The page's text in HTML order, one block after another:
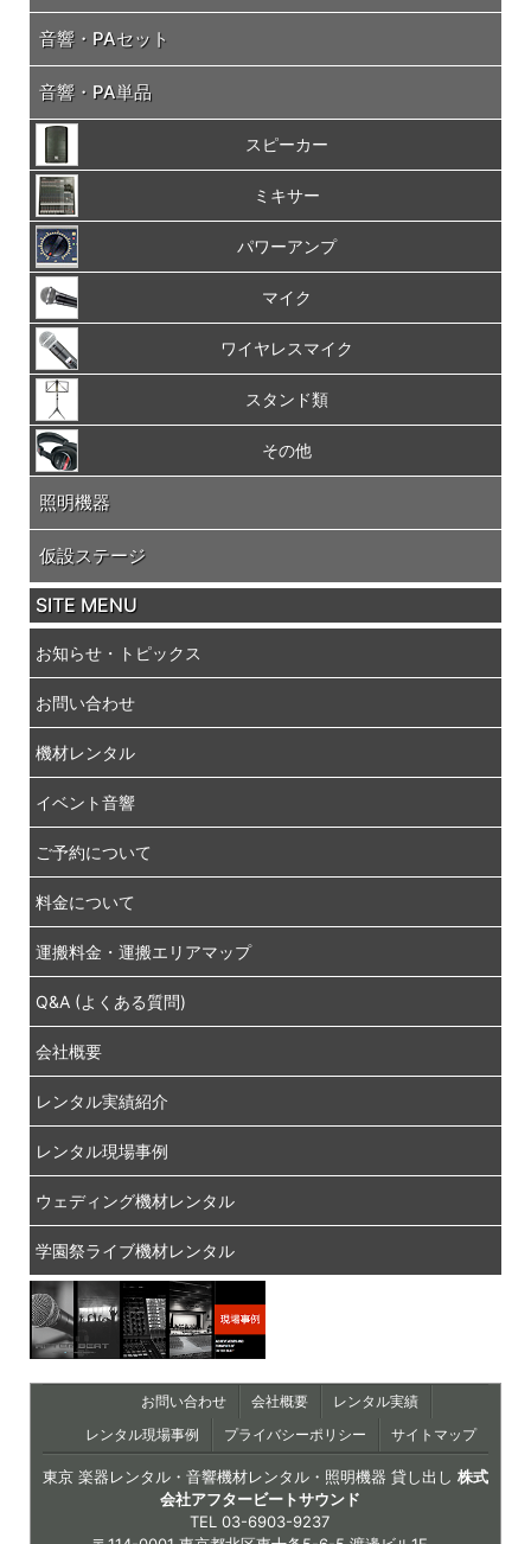
音響・PAセット
音響・PA単品
スピーカー
ミキサー
パワーアンプ
マイク
ワイヤレスマイク
スタンド類
その他
照明機器
仮設ステージ
SITE MENU
お知らせ・トピックス
お問い合わせ
機材レンタル
イベント音響
ご予約について
料金について
運搬料金・運搬エリアマップ
Q&A (よくある質問)
会社概要
レンタル実績紹介
レンタル現場事例
ウェディング機材レンタル
学園祭ライブ機材レンタル
お問い合わせ 会社概要
レンタル実績
レンタル現場事例
プライバシーポリシー サイトマップ
東京 楽器レンタル・音響機材レンタル・照明機器 貸し出し 株式
会社アフタービートサウンド
TEL 03-6903-9237